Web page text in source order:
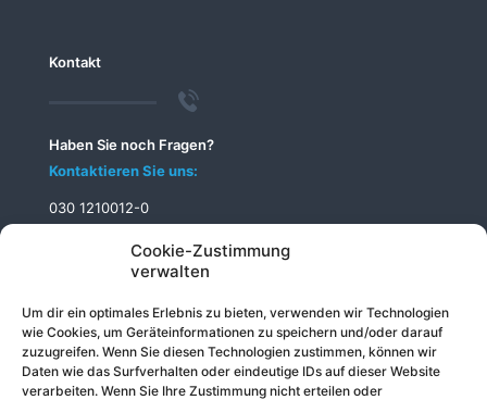
Cookie-Zustimmung
verwalten
Um dir ein optimales Erlebnis zu bieten, verwenden wir Technologien
wie Cookies, um Geräteinformationen zu speichern und/oder darauf
zuzugreifen. Wenn Sie diesen Technologien zustimmen, können wir
Daten wie das Surfverhalten oder eindeutige IDs auf dieser Website
verarbeiten. Wenn Sie Ihre Zustimmung nicht erteilen oder
Kontakt
Haben Sie noch Fragen?
Kontaktieren Sie uns:
030 1210012-0
info@telecomputer.de